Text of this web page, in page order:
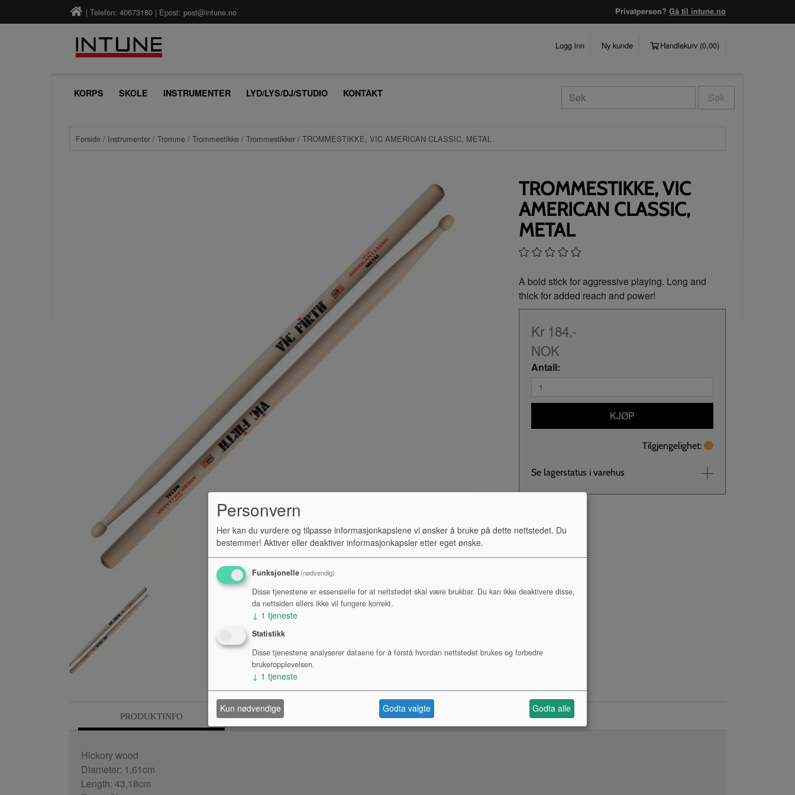
| Telefon: 40673180 | Epost: post@intune.no Privatperson? Gå til intune.no
Logg inn Ny kunde Handlekurv (0,00)
KORPS SKOLE INSTRUMENTER LYD/LYS/DJ/STUDIO KONTAKT Søk
Forside / Instrumenter / Tromme / Trommestikke / Trommestikker / TROMMESTIKKE, VIC AMERICAN CLASSIC, METAL
TROMMESTIKKE, VIC
AMERICAN CLASSIC,
METAL
A bold stick for aggressive playing. Long and
thick for added reach and power!
Kr 184,-
NOK
Antall:
KJØP
Tilgjengelighet:
Se lagerstatus i varehus
PRODUKTINFO
Hickory wood
Diameter: 1,61cm
Length: 43,18cm
Personvern
Her kan du vurdere og tilpasse informasjonkapslene vi ønsker å bruke på dette nettstedet. Du
bestemmer! Aktiver eller deaktiver informasjonkapsler etter eget ønske.
Funksjonelle(nødvendig)
Disse tjenestene er essensielle for at nettstedet skal være brukbar. Du kan ikke deaktivere disse,
da nettsiden ellers ikke vil fungere korrekt.
↓ 1 tjeneste
Statistikk
Disse tjenestene analyserer dataene for å forstå hvordan nettstedet brukes og forbedre
brukeropplevelsen.
↓ 1 tjeneste
Kun nødvendige Godta valgte Godta alle